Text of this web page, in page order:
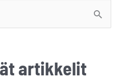
artikkelit